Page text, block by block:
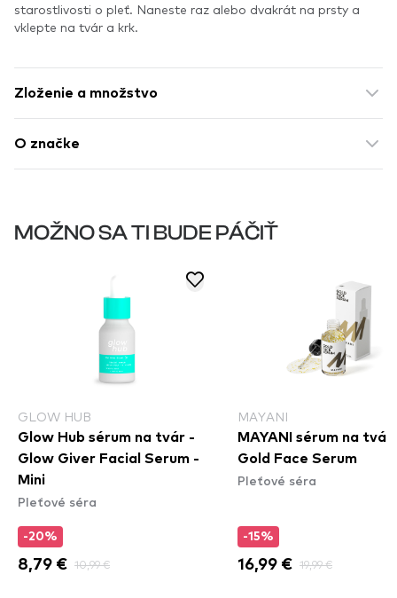
starostlivosti o pleť. Naneste raz alebo dvakrát na prsty a
vklepte na tvár a krk.
Zloženie a množstvo
O značke
MOŽNO SA TI BUDE PÁČIŤ
GLOW HUB
Glow Hub sérum na tvár -
Glow Giver Facial Serum -
Mini
Pleťové séra
-20%
8,79 € 10,99 €
MAYANI
MAYANI sérum na tvár
Gold Face Serum
Pleťové séra
-15%
16,99 € 19,99 €